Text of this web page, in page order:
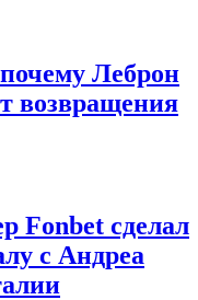
Леброн
возвращения
Fonbet сделал
с Андреа